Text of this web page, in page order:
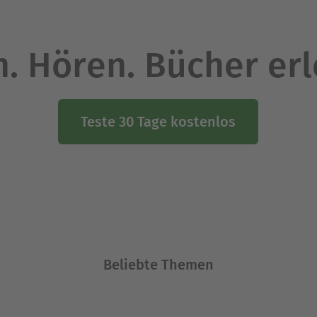
Hören. Bücher
Teste 30 Tage kostenlos
Beliebte Themen